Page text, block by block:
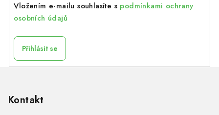
Vložením e-mailu souhlasíte s podmínkami ochrany
osobních údajů
Přihlásit se
Kontakt